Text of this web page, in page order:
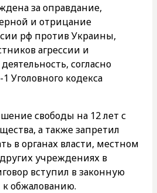
за оправдание,
и отрицание
рф против Украины,
агрессии и
согласно
Уголовного кодекса
свободы на 12 лет с
а также запретил
в органах власти, местном
учреждениях в
вступил в законную
обжалованию.